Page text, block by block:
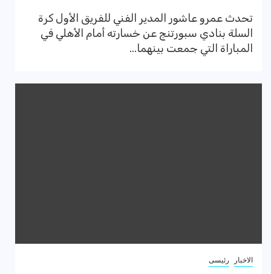
تحدث عمرو عاشور المدير الفني للفريق الأول كرة
السلة بنادي سبورتنج عن خسارته أمام الأهلي في
المباراة التي جمعت بينهما...
الاخبار رئيسى